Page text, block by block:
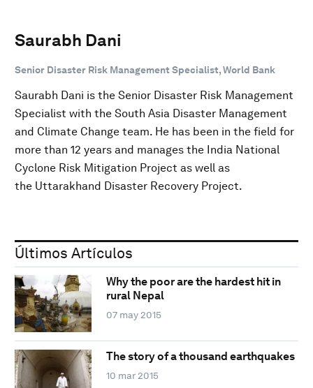
Saurabh Dani
Senior Disaster Risk Management Specialist, World Bank
Saurabh Dani is the Senior Disaster Risk Management
Specialist with the South Asia Disaster Management
and Climate Change team. He has been in the field for
more than 12 years and manages the India National
Cyclone Risk Mitigation Project as well as
the Uttarakhand Disaster Recovery Project.
Últimos Artículos
Why the poor are the hardest hit in
rural Nepal
07 may 2015
The story of a thousand earthquakes
10 mar 2015